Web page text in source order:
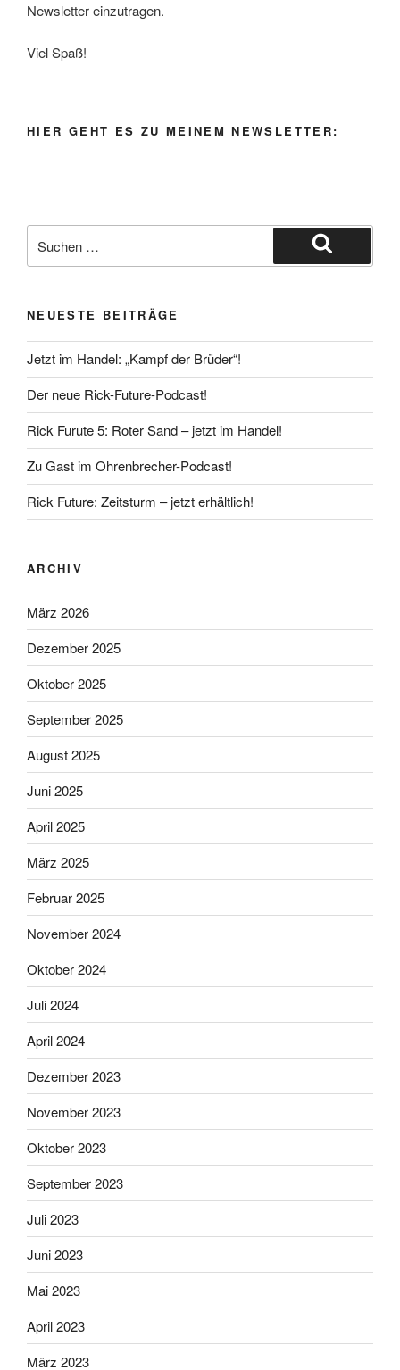
Newsletter einzutragen.
Viel Spaß!
HIER GEHT ES ZU MEINEM NEWSLETTER:
nach:
Suchen
NEUESTE BEITRÄGE
Jetzt im Handel: „Kampf der Brüder“!
Der neue Rick-Future-Podcast!
Rick Furute 5: Roter Sand – jetzt im Handel!
Zu Gast im Ohrenbrecher-Podcast!
Rick Future: Zeitsturm – jetzt erhältlich!
ARCHIV
März 2026
Dezember 2025
Oktober 2025
September 2025
August 2025
Juni 2025
April 2025
März 2025
Februar 2025
November 2024
Oktober 2024
Juli 2024
April 2024
Dezember 2023
November 2023
Oktober 2023
September 2023
Juli 2023
Juni 2023
Mai 2023
April 2023
März 2023